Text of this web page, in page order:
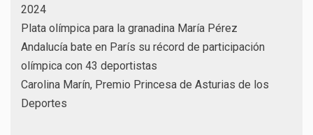
2024
Plata olímpica para la granadina María Pérez
Andalucía bate en París su récord de participación
olímpica con 43 deportistas
Carolina Marín, Premio Princesa de Asturias de los
Deportes